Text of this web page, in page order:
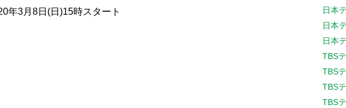
年3月8日(日)15時スタート
日本
日本
日本
TBS
TBS
TBS
TBS